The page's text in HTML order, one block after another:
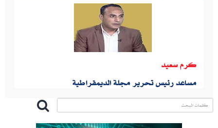
كرم سعيد
مساعد رئيس تحرير مجلة الديمقراطية